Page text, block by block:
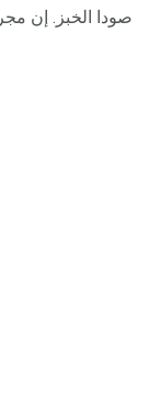
صودا الخبز. إن